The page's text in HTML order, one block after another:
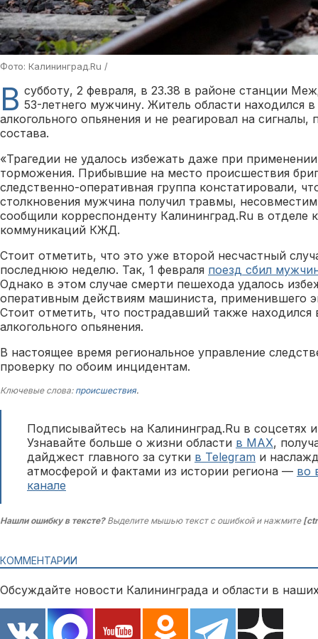
Фото: Калининград.Ru /
В субботу, 2 февраля, в 23.38 в районе станции
53-летнего мужчину. Житель области находился
алкогольного опьянения и не реагировал на
состава.
«Трагедии не удалось избежать даже при
торможения. Прибывшие на место происшествия
следственно-оперативная группа констатировали,
столкновения мужчина получил травмы,
сообщили корреспонденту Калининград.Ru в отделе
коммуникаций КЖД.
Стоит отметить, что это уже второй несчастный
последнюю неделю. Так, 1 февраля поезд сбил
Однако в этом случае смерти пешехода удалось
оперативным действиям машиниста, применившего
Стоит отметить, что пострадавший также находился
алкогольного опьянения.
В настоящее время региональное управление
проверку по обоим инцидентам.
Ключевые слова: происшествия.
Подписывайтесь на Калининград.Ru в соцсетях
Узнавайте больше о жизни области в MAX,
дайджест главного за сутки в Telegram и
атмосферой и фактами из истории региона — во
канале
Нашли ошибку в тексте?Выделите мышью текст с ошибкой и нажмите
КОММЕНТАРИИ
Обсуждайте новости Калининграда и области в